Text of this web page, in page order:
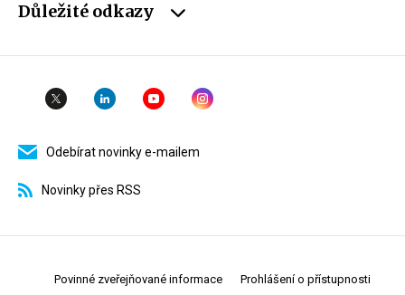
Důležité odkazy
Odebírat novinky e-mailem
Novinky přes RSS
Povinné zveřejňované informace Prohlášení o přístupnosti